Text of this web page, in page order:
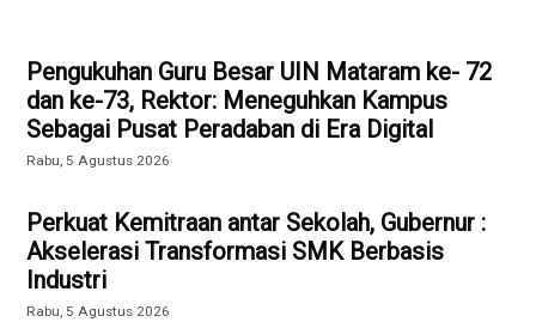
Pengukuhan Guru Besar UIN Mataram ke- 72
dan ke-73, Rektor: Meneguhkan Kampus
Sebagai Pusat Peradaban di Era Digital
Rabu, 5 Agustus 2026
Perkuat Kemitraan antar Sekolah, Gubernur :
Akselerasi Transformasi SMK Berbasis
Industri
Rabu, 5 Agustus 2026